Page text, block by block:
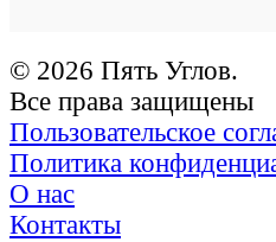
© 2026 Пять Углов.
Все права защищены
Пользовательское
Политика
О нас
Контакты